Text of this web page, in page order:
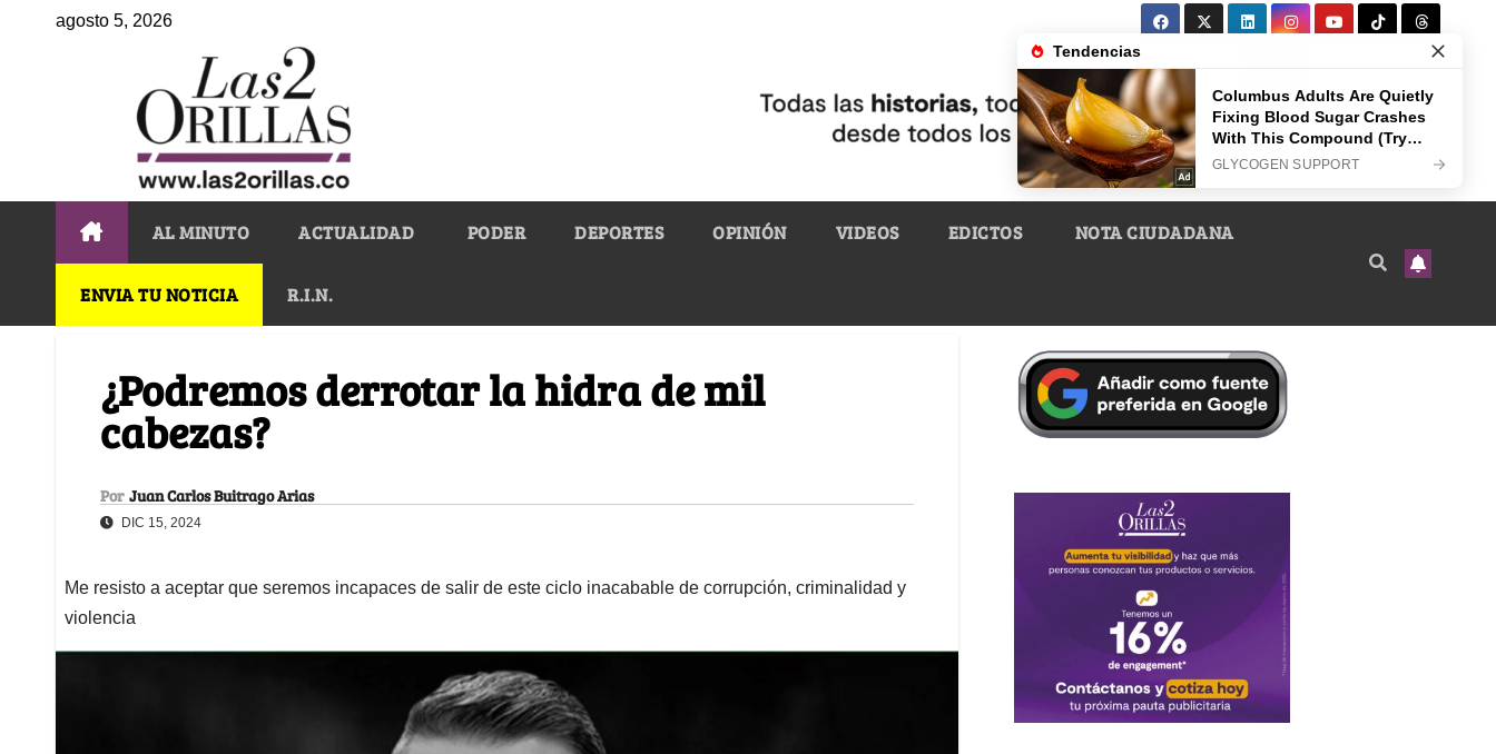
agosto 5, 2026
AL MINUTO ACTUALIDAD PODER DEPORTES OPINIÓN VIDEOS EDICTOS NOTA CIUDADANA
ENVIA TU NOTICIA R.I.N.
¿Podremos derrotar la hidra de mil
cabezas?
Por Juan Carlos Buitrago Arias
DIC 15, 2024
Me resisto a aceptar que seremos incapaces de salir de este ciclo inacabable de corrupción, criminalidad y
violencia